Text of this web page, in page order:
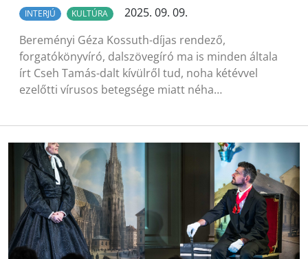
INTERJÚ KULTÚRA
2025. 09. 09.
Bereményi Géza Kossuth-díjas rendező,
forgatókönyvíró, dalszövegíró ma is minden általa
írt Cseh Tamás-dalt kívülről tud, noha kétévvel
ezelőtti vírusos betegsége miatt néha…